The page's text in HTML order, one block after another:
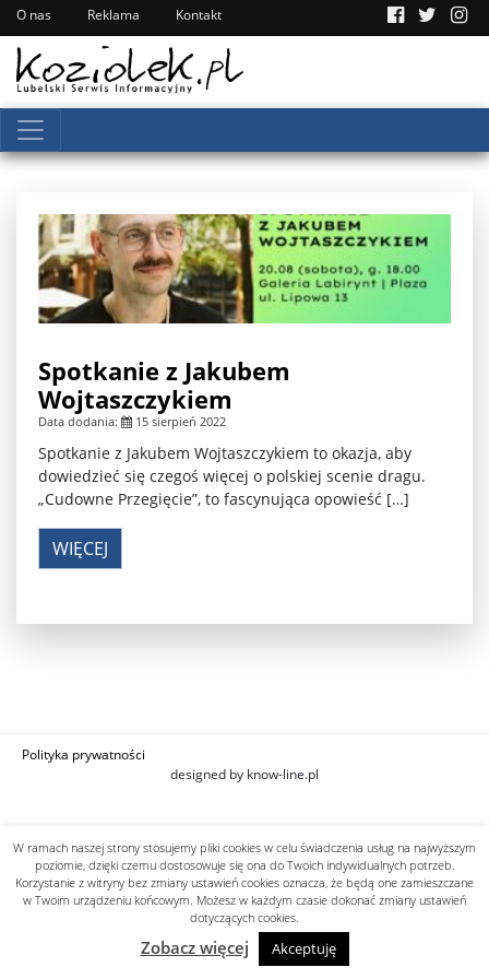
O nas Reklama Kontakt
Spotkanie z Jakubem
Wojtaszczykiem
Data dodania: 15 sierpień 2022
Spotkanie z Jakubem Wojtaszczykiem to okazja, aby
dowiedzieć się czegoś więcej o polskiej scenie dragu.
„Cudowne Przegięcie”, to fascynująca opowieść […]
WIĘCEJ
Polityka prywatności
designed by know-line.pl
W ramach naszej strony stosujemy pliki cookies w celu świadczenia usług na najwyższym
poziomie, dzięki czemu dostosowuje się ona do Twoich indywidualnych potrzeb.
Korzystanie z witryny bez zmiany ustawień cookies oznacza, że będą one zamieszczane
w Twoim urządzeniu końcowym. Możesz w każdym czasie dokonać zmiany ustawień
dotyczących cookies.
Zobacz więcej Akceptuję